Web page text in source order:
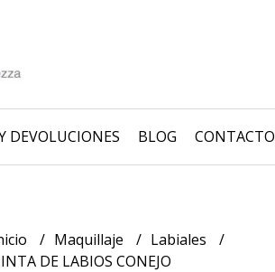
DEVOLUCIONES BLOG CONTACTO
Maquillaje
Labiales
DE LABIOS CONEJO